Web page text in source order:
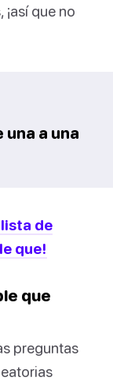
que no
una a una
de
que!
que
preguntas